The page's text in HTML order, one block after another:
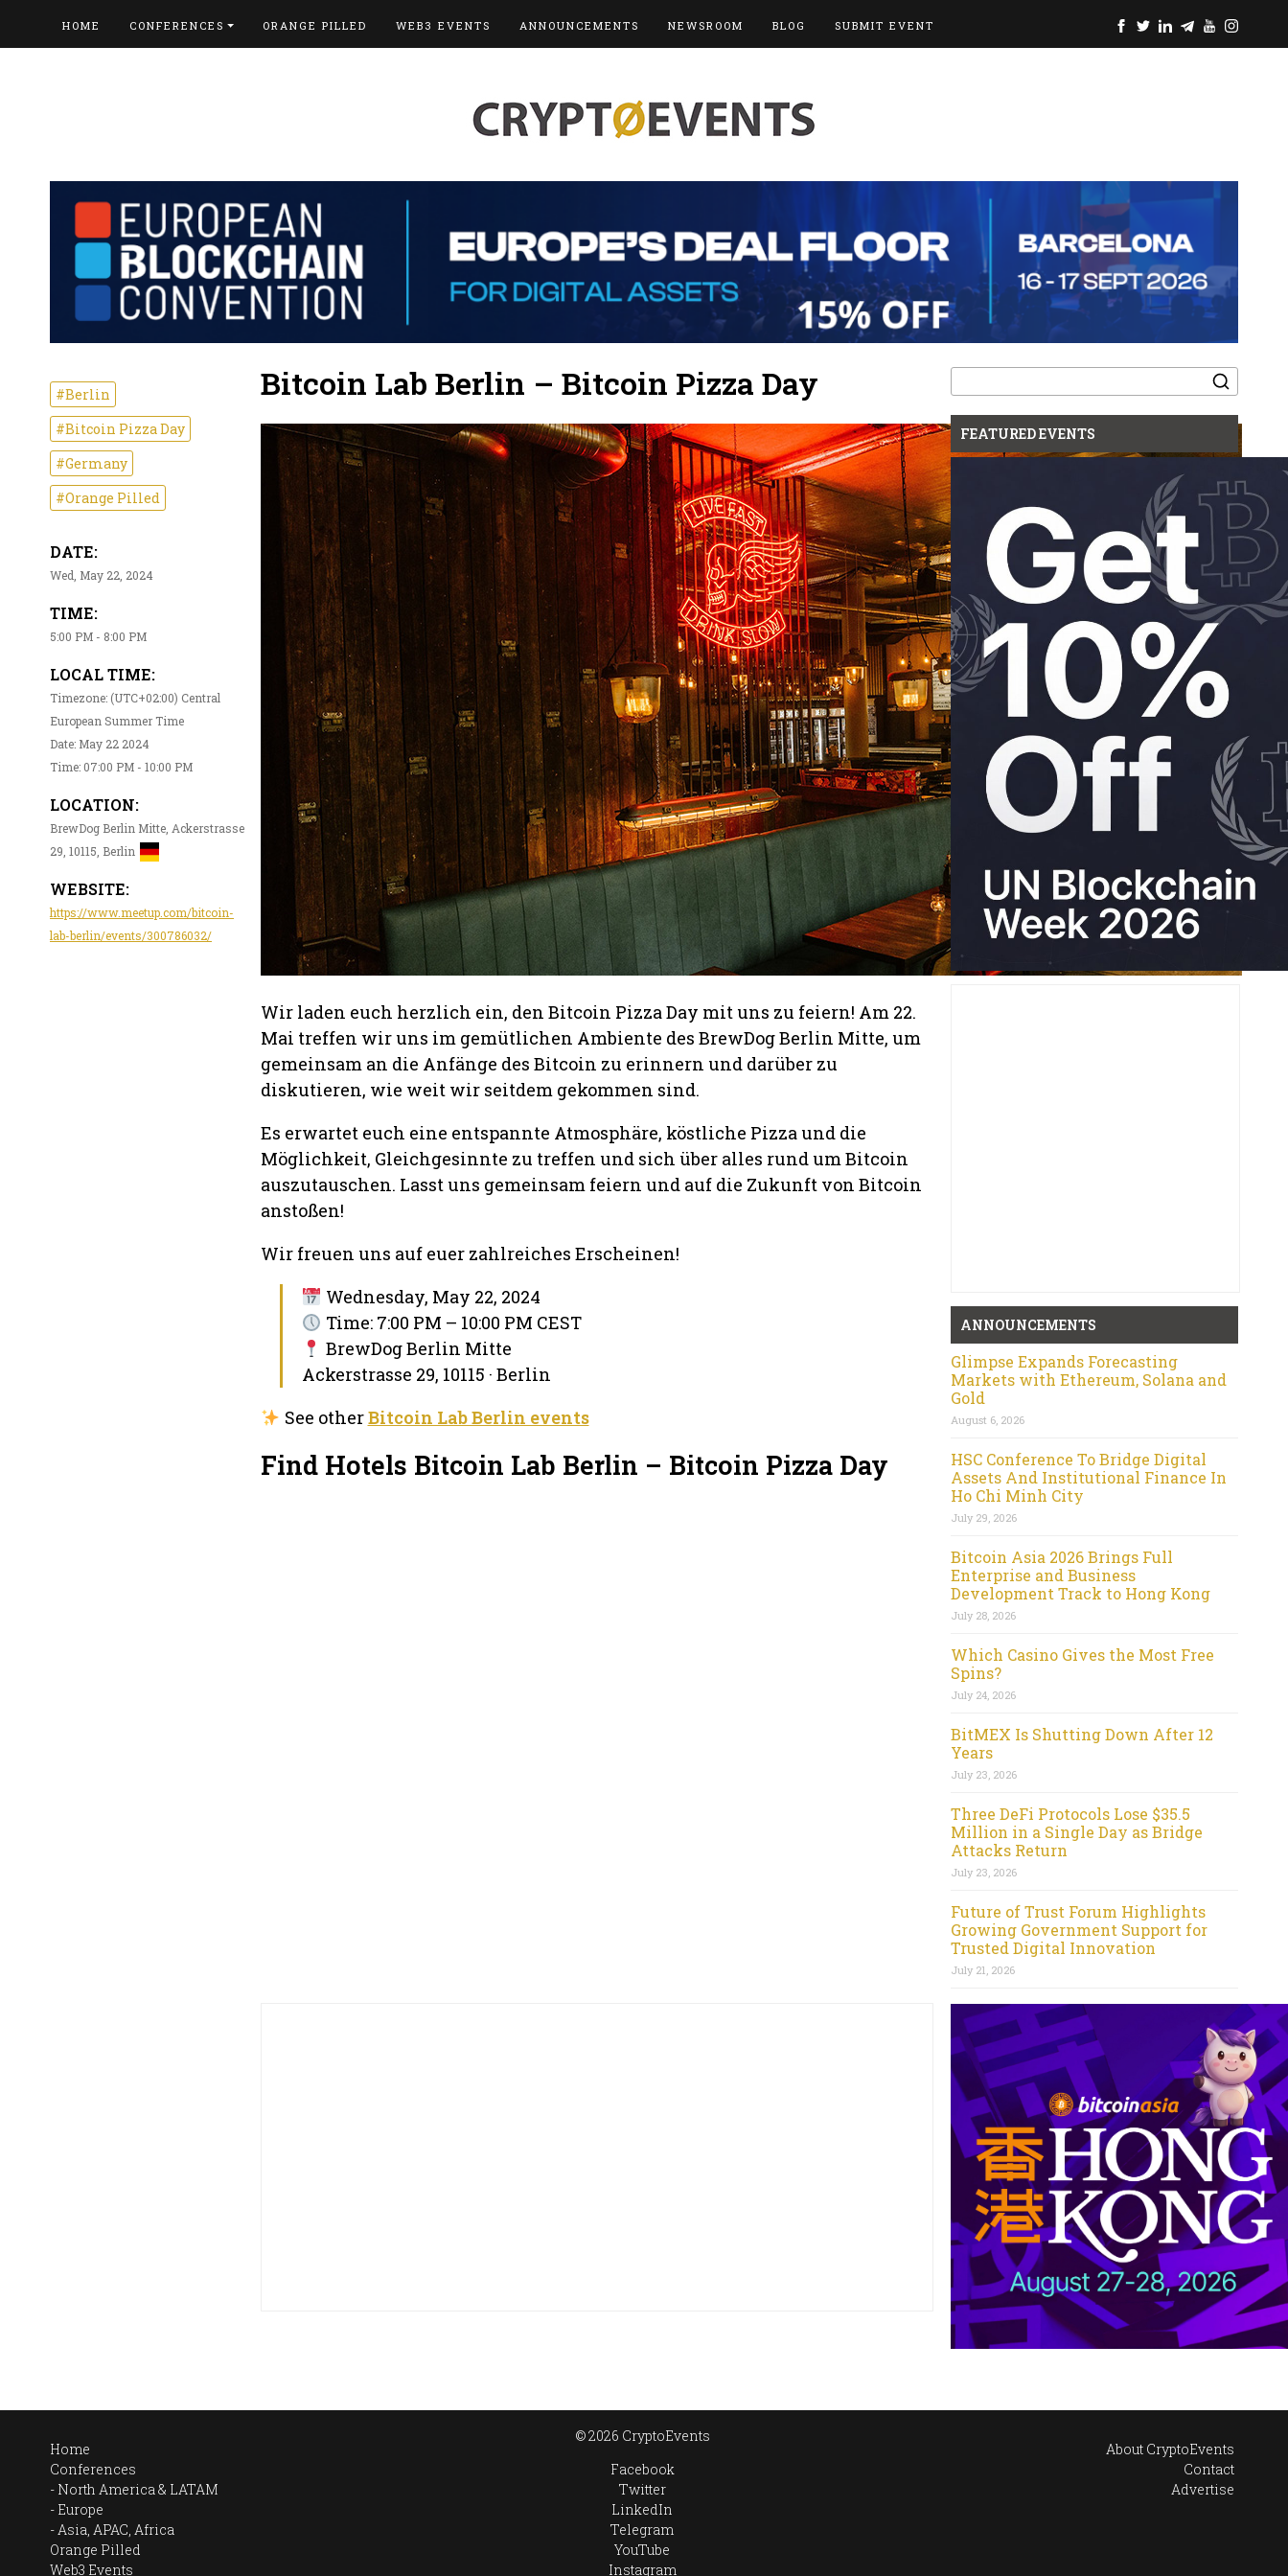
HOME CONFERENCES ORANGE PILLED WEB3 EVENTS ANNOUNCEMENTS NEWSROOM BLOG SUBMIT EVENT
#Berlin
#Bitcoin Pizza Day
#Germany
#Orange Pilled
DATE:
Wed, May 22, 2024
TIME:
5:00 PM - 8:00 PM
LOCAL TIME:
Timezone: (UTC+02:00) Central
European Summer Time
Date: May 22 2024
Time: 07:00 PM - 10:00 PM
LOCATION:
BrewDog Berlin Mitte, Ackerstrasse
29, 10115, Berlin
WEBSITE:
https://www.meetup.com/bitcoin-
lab-berlin/events/300786032/
Bitcoin Lab Berlin – Bitcoin Pizza Day
Wir laden euch herzlich ein, den Bitcoin Pizza Day mit uns zu feiern! Am 22.
Mai treffen wir uns im gemütlichen Ambiente des BrewDog Berlin Mitte, um
gemeinsam an die Anfänge des Bitcoin zu erinnern und darüber zu
diskutieren, wie weit wir seitdem gekommen sind.
Es erwartet euch eine entspannte Atmosphäre, köstliche Pizza und die
Möglichkeit, Gleichgesinnte zu treffen und sich über alles rund um Bitcoin
auszutauschen. Lasst uns gemeinsam feiern und auf die Zukunft von Bitcoin
anstoßen!
Wir freuen uns auf euer zahlreiches Erscheinen!
Wednesday, May 22, 2024
Time: 7:00 PM – 10:00 PM CEST
BrewDog Berlin Mitte
Ackerstrasse 29, 10115 · Berlin
See otherBitcoin Lab Berlin events
Find Hotels Bitcoin Lab Berlin – Bitcoin Pizza Day
Search
for:
FEATURED EVENTS
ANNOUNCEMENTS
Glimpse Expands Forecasting
Markets with Ethereum, Solana and
Gold
August 6, 2026
HSC Conference To Bridge Digital
Assets And Institutional Finance In
Ho Chi Minh City
July 29, 2026
Bitcoin Asia 2026 Brings Full
Enterprise and Business
Development Track to Hong Kong
July 28, 2026
Which Casino Gives the Most Free
Spins?
July 24, 2026
BitMEX Is Shutting Down After 12
Years
July 23, 2026
Three DeFi Protocols Lose $35.5
Million in a Single Day as Bridge
Attacks Return
July 23, 2026
Future of Trust Forum Highlights
Growing Government Support for
Trusted Digital Innovation
July 21, 2026
Home
Conferences
North America & LATAM
Europe
Asia, APAC, Africa
Orange Pilled
Web3 Events
© 2026 CryptoEvents
Facebook
Twitter
LinkedIn
Telegram
YouTube
Instagram
About CryptoEvents
Contact
Advertise